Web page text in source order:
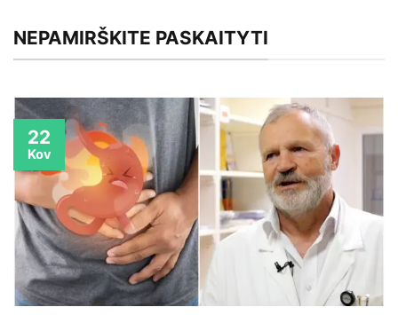
NEPAMIRŠKITE PASKAITYTI
22
Kov